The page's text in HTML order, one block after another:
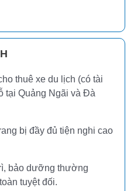
thuê xe du lịch (có tài
tại Quảng Ngãi và Đà
bị đầy đủ tiện nghi cao
bảo dưỡng thường
tuyệt đối.